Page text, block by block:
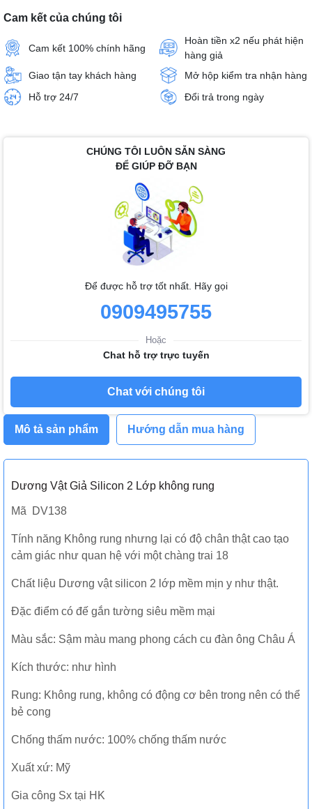
Cam kết của chúng tôi
Cam kết 100% chính hãng
Hoàn tiền x2 nếu phát hiện
hàng giả
Giao tận tay khách hàng
Mở hộp kiểm tra nhận hàng
Hỗ trợ 24/7
Đổi trả trong ngày
CHÚNG TÔI LUÔN SẴN SÀNG
ĐỂ GIÚP ĐỠ BẠN
Để được hỗ trợ tốt nhất. Hãy gọi
0909495755
Hoặc
Chat hỗ trợ trực tuyến
Chat với chúng tôi
Mô tả sản phẩm Hướng dẫn mua hàng
Dương Vật Giả Silicon 2 Lớp không rung
Mã DV138
Tính năng Không rung nhưng lại có độ chân thật cao tạo
cảm giác như quan hệ với một chàng trai 18
Chất liệu Dương vật silicon 2 lớp mềm mịn y như thật.
Đặc điểm có đế gắn tường siêu mềm mại
Màu sắc: Sậm màu mang phong cách cu đàn ông Châu Á
Kích thước: như hình
Rung: Không rung, không có động cơ bên trong nên có thể
bẻ cong
Chống thấm nước: 100% chống thấm nước
Xuất xứ: Mỹ
Gia công Sx tại HK